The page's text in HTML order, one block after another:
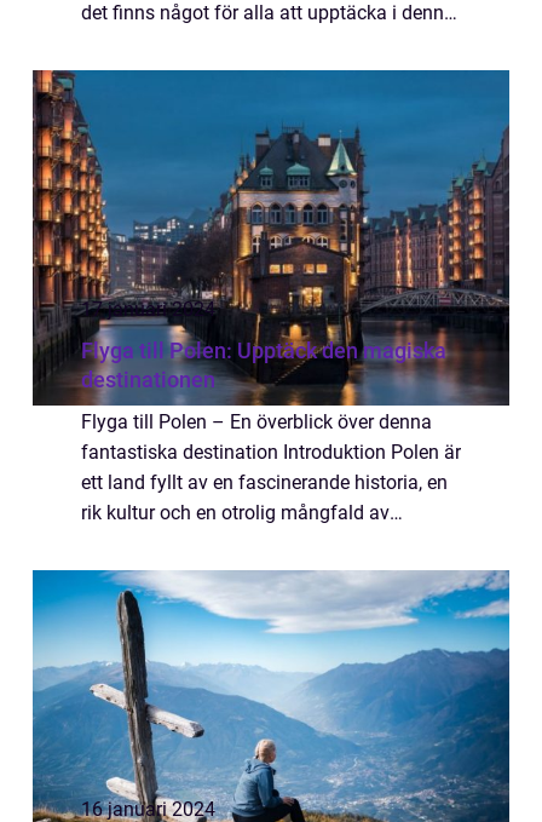
det finns något för alla att upptäcka i denna
artikel kommer vi att ta en...
17 januari 2024
Flyga till Polen: Upptäck den magiska
destinationen
Flyga till Polen – En överblick över denna
fantastiska destination Introduktion Polen är
ett land fyllt av en fascinerande historia, en
rik kultur och en otrolig mångfald av
bekvämt och snabbt sätt att n...
16 januari 2024